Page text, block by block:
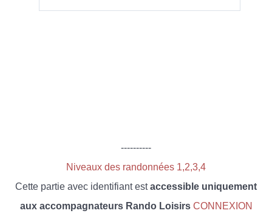
----------
Niveaux des randonnées 1,2,3,4
Cette partie avec identifiant estaccessible uniquement
aux accompagnateurs Rando Loisirs CONNEXION